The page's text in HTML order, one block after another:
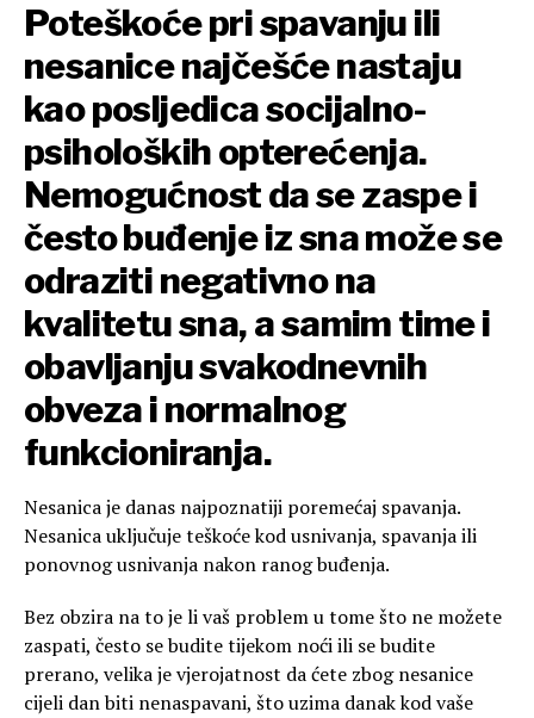
Poteškoće pri spavanju ili
nesanice najčešće nastaju
kao posljedica socijalno-
psiholoških opterećenja.
Nemogućnost da se zaspe i
često buđenje iz sna može se
odraziti negativno na
kvalitetu sna, a samim time i
obavljanju svakodnevnih
obveza i normalnog
funkcioniranja.
Nesanica je danas najpoznatiji poremećaj spavanja.
Nesanica uključuje teškoće kod usnivanja, spavanja ili
ponovnog usnivanja nakon ranog buđenja.
Bez obzira na to je li vaš problem u tome što ne možete
zaspati, često se budite tijekom noći ili se budite
prerano, velika je vjerojatnost da ćete zbog nesanice
cijeli dan biti nenaspavani, što uzima danak kod vaše